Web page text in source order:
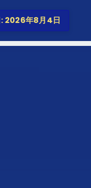
: 2026年8月4日